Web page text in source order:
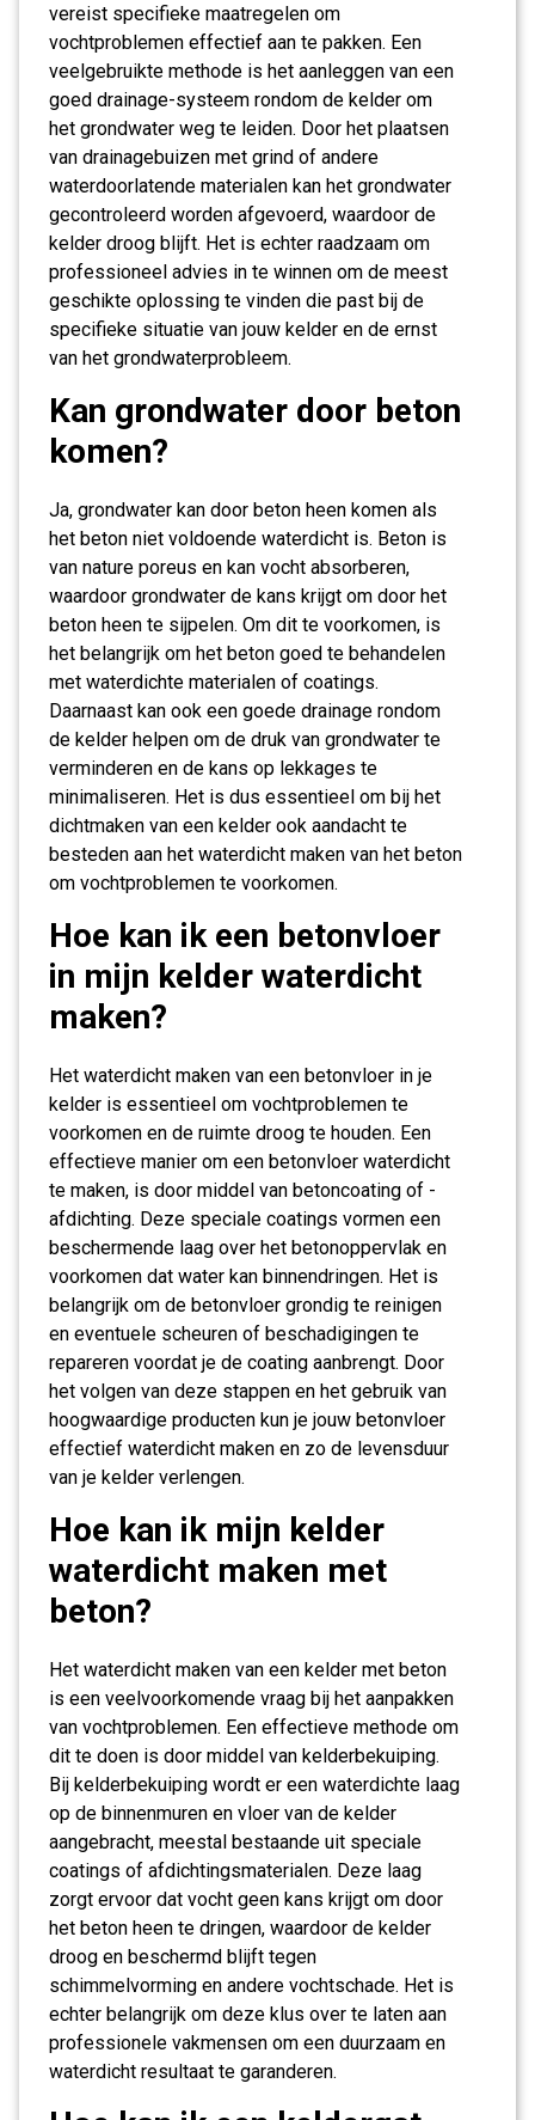
vereist specifieke maatregelen om
vochtproblemen effectief aan te pakken. Een
veelgebruikte methode is het aanleggen van een
goed drainage-systeem rondom de kelder om
het grondwater weg te leiden. Door het plaatsen
van drainagebuizen met grind of andere
waterdoorlatende materialen kan het grondwater
gecontroleerd worden afgevoerd, waardoor de
kelder droog blijft. Het is echter raadzaam om
professioneel advies in te winnen om de meest
geschikte oplossing te vinden die past bij de
specifieke situatie van jouw kelder en de ernst
van het grondwaterprobleem.
Kan grondwater door beton
komen?
Ja, grondwater kan door beton heen komen als
het beton niet voldoende waterdicht is. Beton is
van nature poreus en kan vocht absorberen,
waardoor grondwater de kans krijgt om door het
beton heen te sijpelen. Om dit te voorkomen, is
het belangrijk om het beton goed te behandelen
met waterdichte materialen of coatings.
Daarnaast kan ook een goede drainage rondom
de kelder helpen om de druk van grondwater te
verminderen en de kans op lekkages te
minimaliseren. Het is dus essentieel om bij het
dichtmaken van een kelder ook aandacht te
besteden aan het waterdicht maken van het beton
om vochtproblemen te voorkomen.
Hoe kan ik een betonvloer
in mijn kelder waterdicht
maken?
Het waterdicht maken van een betonvloer in je
kelder is essentieel om vochtproblemen te
voorkomen en de ruimte droog te houden. Een
effectieve manier om een betonvloer waterdicht
te maken, is door middel van betoncoating of -
afdichting. Deze speciale coatings vormen een
beschermende laag over het betonoppervlak en
voorkomen dat water kan binnendringen. Het is
belangrijk om de betonvloer grondig te reinigen
en eventuele scheuren of beschadigingen te
repareren voordat je de coating aanbrengt. Door
het volgen van deze stappen en het gebruik van
hoogwaardige producten kun je jouw betonvloer
effectief waterdicht maken en zo de levensduur
van je kelder verlengen.
Hoe kan ik mijn kelder
waterdicht maken met
beton?
Het waterdicht maken van een kelder met beton
is een veelvoorkomende vraag bij het aanpakken
van vochtproblemen. Een effectieve methode om
dit te doen is door middel van kelderbekuiping.
Bij kelderbekuiping wordt er een waterdichte laag
op de binnenmuren en vloer van de kelder
aangebracht, meestal bestaande uit speciale
coatings of afdichtingsmaterialen. Deze laag
zorgt ervoor dat vocht geen kans krijgt om door
het beton heen te dringen, waardoor de kelder
droog en beschermd blijft tegen
schimmelvorming en andere vochtschade. Het is
echter belangrijk om deze klus over te laten aan
professionele vakmensen om een duurzaam en
waterdicht resultaat te garanderen.